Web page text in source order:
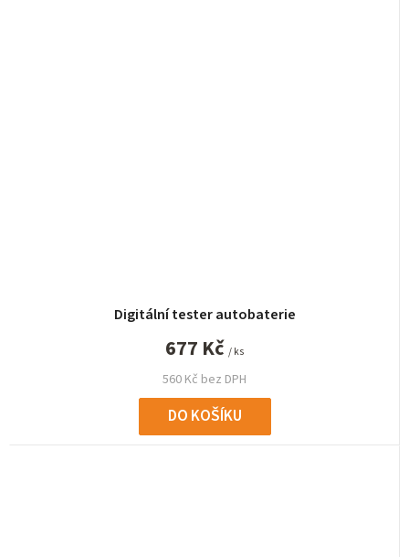
Digitální tester autobaterie
560 Kč bez DPH
677 Kč / ks
DO KOŠÍKU